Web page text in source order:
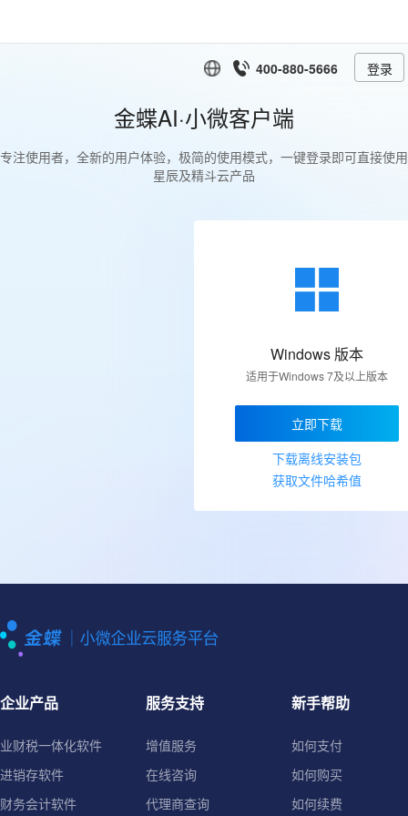
400-880-5666 登录
金蝶AI·小微客户端
专注使用者，全新的用户体验，极简的使用模式，一键登录即可直接使用
星辰及精斗云产品
Windows 版本
适用于Windows 7及以上版本
立即下载
下载离线安装包
获取文件哈希值
企业产品
业财税一体化软件
进销存软件
财务会计软件
服务支持
增值服务
在线咨询
代理商查询
新手帮助
如何支付
如何购买
如何续费